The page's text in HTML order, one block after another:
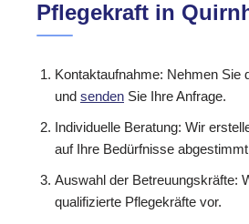
Pflegekraft in
Kontaktaufnahme: Nehmen Sie
und senden Sie Ihre Anfrage.
Individuelle Beratung: Wir
auf Ihre Bedürfnisse
Auswahl der Betreuungskräfte:
qualifizierte Pflegekräfte vor.